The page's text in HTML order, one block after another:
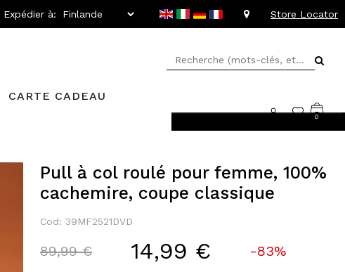
Expédier à: Store Locator
CARTE CADEAU
0
Pull à col roulé pour femme, 100%
cachemire, coupe classique
Cod: 39MF2521DVD
Price reduced from
89,99 €to 14,99 € -83%